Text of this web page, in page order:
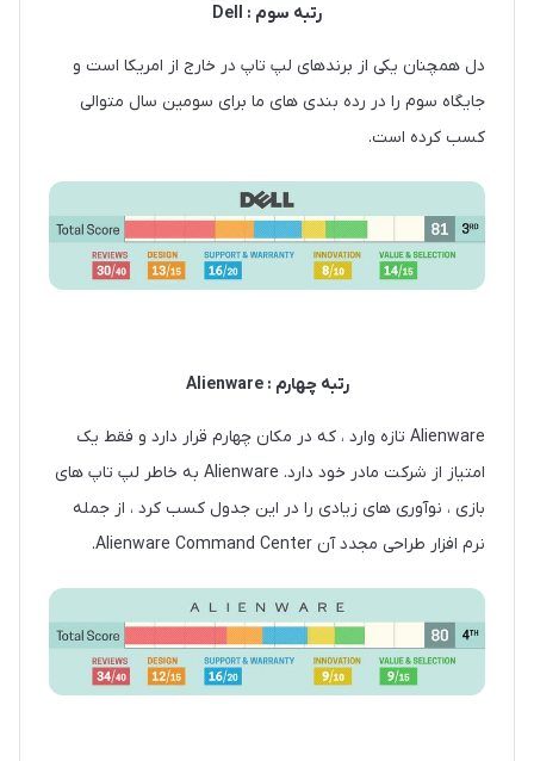
رتبه سوم : Dell
دل همچنان یکی از برندهای لپ تاپ در خارج از امریکا است و
جایگاه سوم را در رده بندی های ما برای سومین سال متوالی
کسب کرده است.
رتبه چهارم : Alienware
Alienware تازه وارد ، که در مکان چهارم قرار دارد و فقط یک
امتیاز از شرکت مادر خود دارد. Alienware به خاطر لپ تاپ های
بازی ، نوآوری های زیادی را در این جدول کسب کرد ، از جمله
نرم افزار طراحی مجدد آن Alienware Command Center.